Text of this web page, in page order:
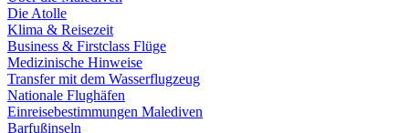
Die Atolle
Klima & Reisezeit
Business & Firstclass Flüge
Medizinische Hinweise
Transfer mit dem Wasserflugzeug
Nationale Flughäfen
Einreisebestimmungen Malediven
Barfußinseln